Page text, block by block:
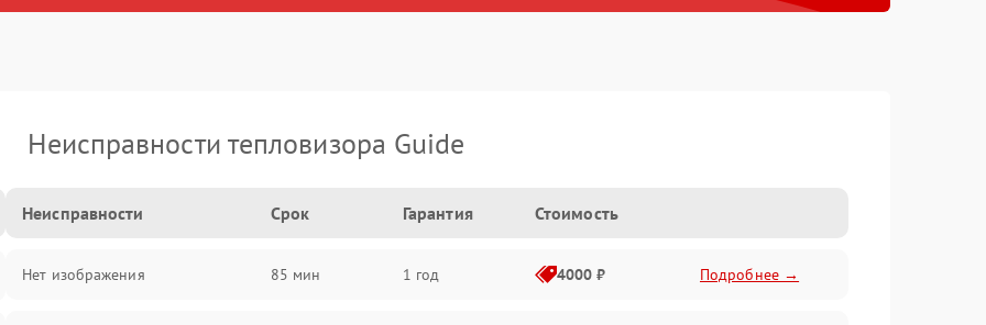
Неисправности тепловизора Guide
Неисправности Срок Гарантия Стоимость
Нет изображения 85 мин 1 год 4000 ₽ Подробнее →